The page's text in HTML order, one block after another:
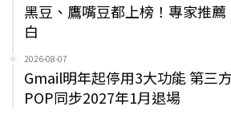
黑豆、鷹嘴豆都上榜！專家推
白
2026-08-07
Gmail明年起停用3大功能 第三
POP同步2027年1月退場